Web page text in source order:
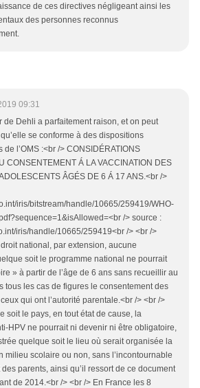
de ces directives négligeant ainsi les
des personnes reconnus
09:31
de Dehli a parfaitement raison, et on peut
se conforme à des dispositions
l’OMS :<br /> CONSIDÉRATIONS
CONSENTEMENT Á LA VACCINATION DES
ÂGÉS DE 6 Á 17 ANS.<br />
iris/bitstream/handle/10665/259419/WHO-
/> source :
iris/handle/10665/259419<br /> <br />
national, par extension, aucune
soit le programme national ne pourrait
» à partir de l’âge de 6 ans sans recueillir au
tous les cas de figures le consentement des
qui ont l’autorité parentale.<br /> <br />
soit le pays, en tout état de cause, la
HPV ne pourrait ni devenir ni être obligatoire,
quelque soit le lieu où serait organisée la
milieu scolaire ou non, sans l’incontournable
parents, ainsi qu’il ressort de ce document
de 2014.<br /> <br /> En France les 8